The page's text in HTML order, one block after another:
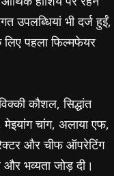
उपलब्धियां भी दर्ज हुईं,
पहला फिल्मफेयर
कौशल, सिद्धांत
चांग, अलाया एफ,
और चीफ ऑपरेटिंग
और भव्यता जोड़ दी।